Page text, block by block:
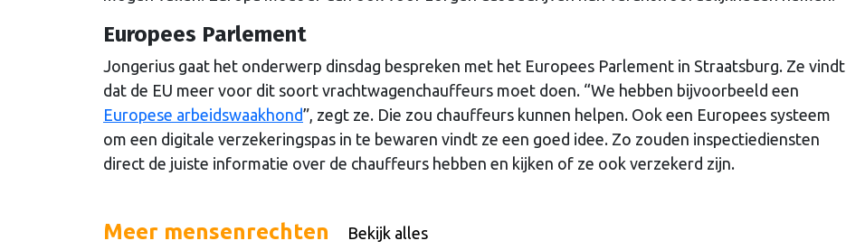
Europees Parlement
Jongerius gaat het onderwerp dinsdag bespreken met het Europees Parlement in Straatsburg. Ze vindt
dat de EU meer voor dit soort vrachtwagenchauffeurs moet doen. “We hebben bijvoorbeeld een
Europese arbeidswaakhond”, zegt ze. Die zou chauffeurs kunnen helpen. Ook een Europees systeem
om een digitale verzekeringspas in te bewaren vindt ze een goed idee. Zo zouden inspectiediensten
direct de juiste informatie over de chauffeurs hebben en kijken of ze ook verzekerd zijn.
Meer mensenrechten Bekijk alles